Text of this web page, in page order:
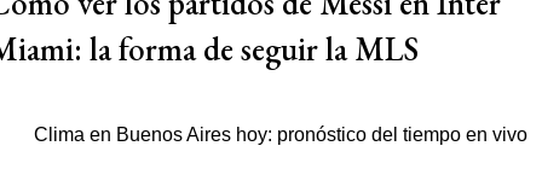
la forma de seguir la MLS